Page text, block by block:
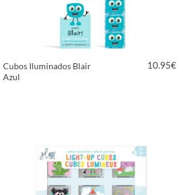
Cubos Iluminados Blair
Azul
10.95€